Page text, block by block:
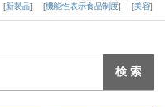
新製品 機能性表示食品制度 美容